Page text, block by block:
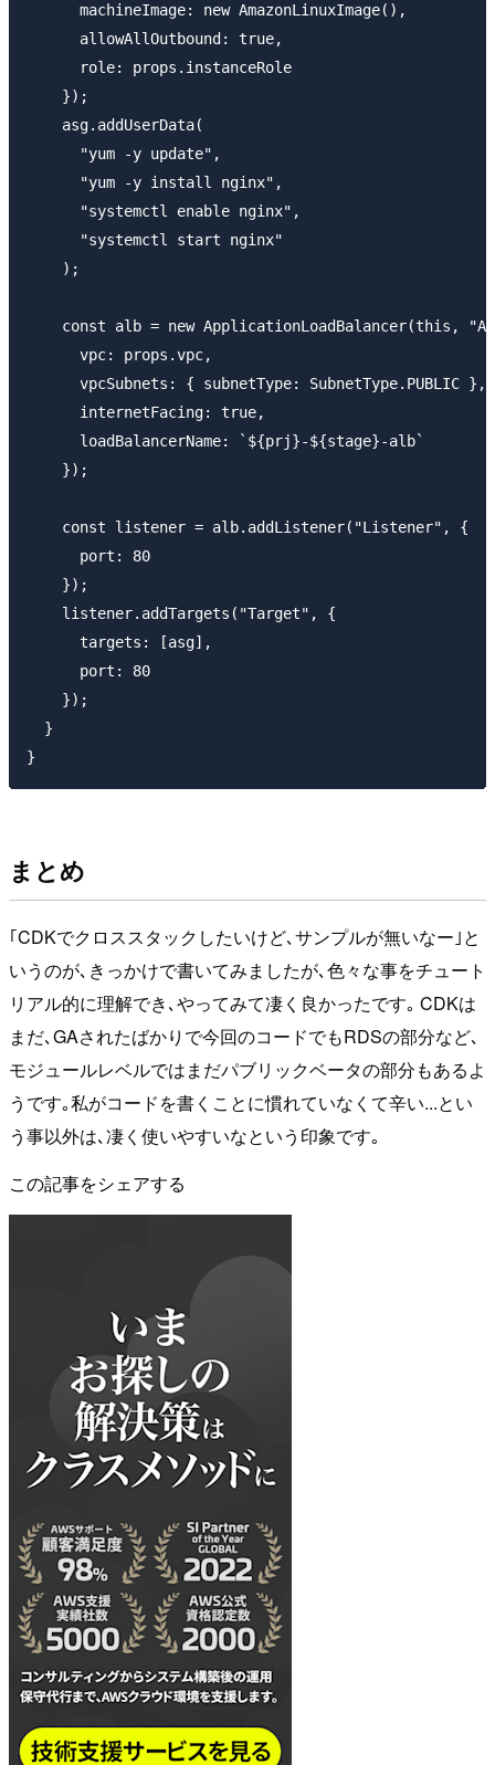
      machineImage: new AmazonLinuxImage(),
      allowAllOutbound: true,
      role: props.instanceRole
    });
    asg.addUserData(
      "yum -y update",
      "yum -y install nginx",
      "systemctl enable nginx",
      "systemctl start nginx"
    );
const alb = new ApplicationLoadBalancer(this,
      vpc: props.vpc,
      vpcSubnets: { subnetType: SubnetType.PUBLIC },
      internetFacing: true,
      loadBalancerName: `${prj}-${stage}-alb`
    });
    const listener = alb.addListener("Listener", {
      port: 80
    });
    listener.addTargets("Target", {
      targets: [asg],
      port: 80
    });
  }
まとめ
｢CDKでクロススタックしたいけど､サンプルが無いなー｣と
いうのが､きっかけで書いてみましたが､色々な事をチュート
リアル的に理解でき､やってみて凄く良かったです｡ CDKは
まだ､GAされたばかりで今回のコードでもRDSの部分など､
モジュールレベルではまだパブリックベータの部分もあるよ
うです｡私がコードを書くことに慣れていなくて辛い...とい
う事以外は､凄く使いやすいなという印象です｡
この記事をシェアする